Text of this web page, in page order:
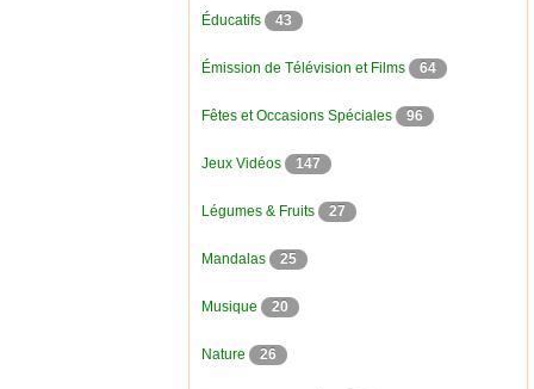
Éducatifs 43
Émission de Télévision et Films 64
Fêtes et Occasions Spéciales 96
Jeux Vidéos 147
Légumes & Fruits 27
Mandalas 25
Musique 20
Nature 26